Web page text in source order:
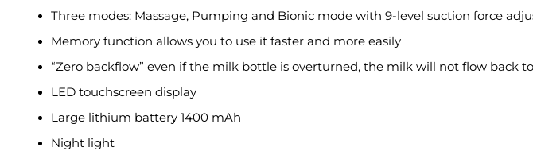
Three modes: Massage, Pumping and Bionic mode with 9-level suction force
Memory function allows you to use it faster and more easily
“Zero backflow” even if the milk bottle is overturned, the milk will not flow back
LED touchscreen display
Large lithium battery 1400 mAh
Night light